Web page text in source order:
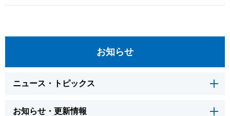
お知らせ
ニュース・トピックス
お知らせ・更新情報